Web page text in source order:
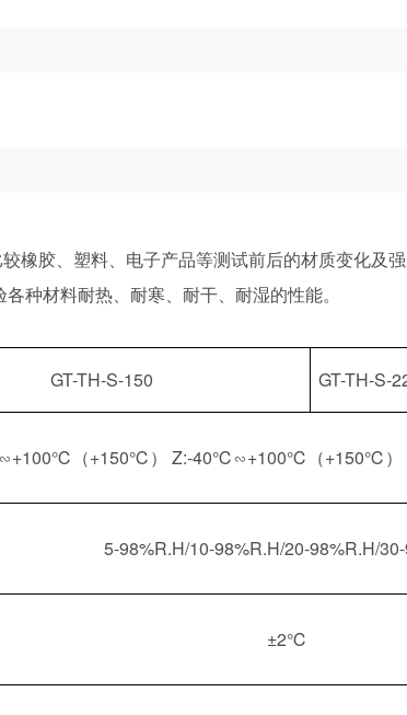
橡胶、塑料、电子产品等测试前后的材质变化及
种材料耐热、耐寒、耐干、耐湿的性能。
GT-TH-S-150 GT-TH-S-
（+150℃） Z:-40℃∽+100℃（+150℃）
5-98%R.H/10-98%R.H/20-98%R.H/
±2℃